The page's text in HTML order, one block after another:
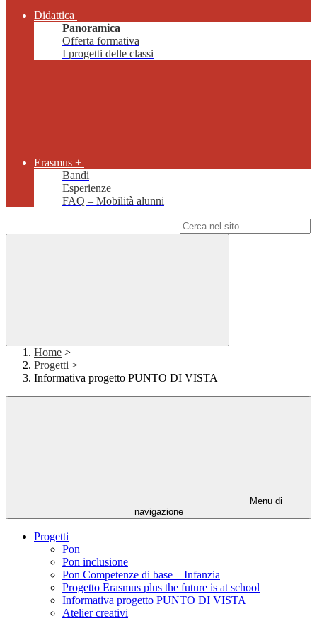
Didattica
Panoramica
Offerta formativa
I progetti delle classi
Erasmus +
Bandi
Esperienze
FAQ – Mobilità alunni
Home >
Progetti >
Informativa progetto PUNTO DI VISTA
Menu di
navigazione
Progetti
Pon
Pon inclusione
Pon Competenze di base – Infanzia
Progetto Erasmus plus the future is at school
Informativa progetto PUNTO DI VISTA
Atelier creativi